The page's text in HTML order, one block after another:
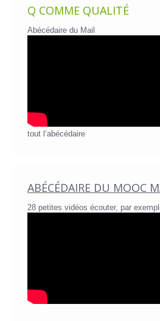
Q COMME QUALITÉ
Abécédaire du Mail
tout l’abécédaire
ABÉCÉDAIRE DU MOOC
28 petites vidéos écouter, par